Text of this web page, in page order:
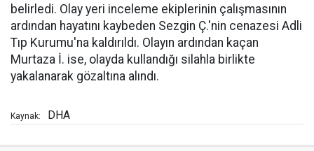
belirledi. Olay yeri inceleme ekiplerinin çalışmasının
ardından hayatını kaybeden Sezgin Ç.'nin cenazesi Adli
Tıp Kurumu'na kaldırıldı. Olayın ardından kaçan
Murtaza İ. ise, olayda kullandığı silahla birlikte
yakalanarak gözaltına alındı.
Kaynak: DHA